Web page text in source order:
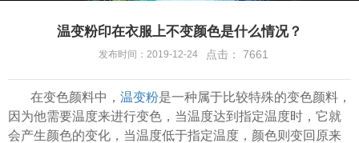
温变粉印在衣服上不变颜色是什么情况？
发布时间：2019-12-24 点击： 7661
在变色颜料中， 温变粉是一种属于比较特殊的变色颜料，
因为他需要温度来进行变色，当温度达到指定温度时，它就
会产生颜色的变化，当温度低于指定温度，颜色则变回原来